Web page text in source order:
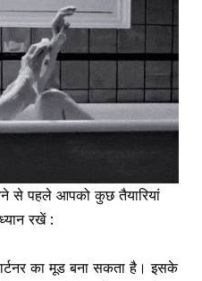
से पहले आपको कुछ तैयारियां
रखें :
का मूड बना सकता है। इसके